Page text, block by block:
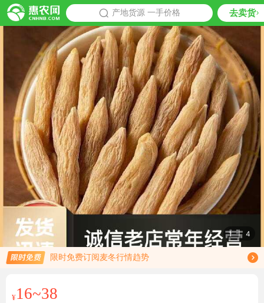
产地货源 一手价格 去卖货
推荐
1 | 4
限时免费订阅麦冬行情趋势
免费订阅商品降价通知
¥16~38